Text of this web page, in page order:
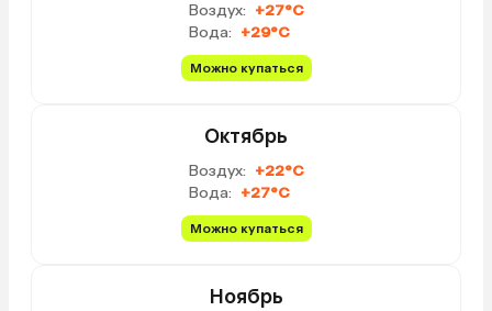
Воздух: +27°C
Вода: +29°C
Можно купаться
Октябрь
Воздух: +22°C
Вода: +27°C
Можно купаться
Ноябрь